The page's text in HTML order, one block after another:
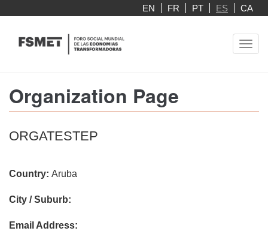
contenido
EN FR PT ES CA
Organization Page
ORGATESTEP
Country: Aruba
City / Suburb:
Email Address: